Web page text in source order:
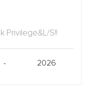
Privilege&L/S!!
- 2026